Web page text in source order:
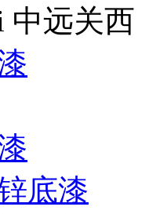
中远关西
底漆